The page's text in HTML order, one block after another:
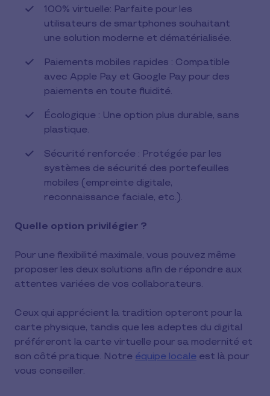
100% virtuelle: Parfaite pour les
utilisateurs de smartphones souhaitant
une solution moderne et dématérialisée.
Paiements mobiles rapides : Compatible
avec Apple Pay et Google Pay pour des
paiements en toute fluidité.
Écologique : Une option plus durable, sans
plastique.
Sécurité renforcée : Protégée par les
systèmes de sécurité des portefeuilles
mobiles (empreinte digitale,
reconnaissance faciale, etc.).
Quelle option privilégier ?
Pour une flexibilité maximale, vous pouvez même
proposer les deux solutions afin de répondre aux
attentes variées de vos collaborateurs.
Ceux qui apprécient la tradition opteront pour la
carte physique, tandis que les adeptes du digital
préféreront la carte virtuelle pour sa modernité et
son côté pratique. Notre équipe locale est là pour
vous conseiller.